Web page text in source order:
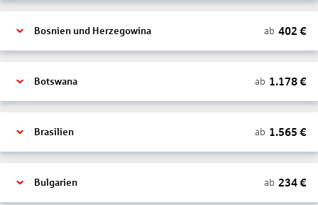
Bosnien und Herzegowina ab 402 €
Botswana ab 1.178€
Brasilien ab 1.565 €
Bulgarien ab 234€